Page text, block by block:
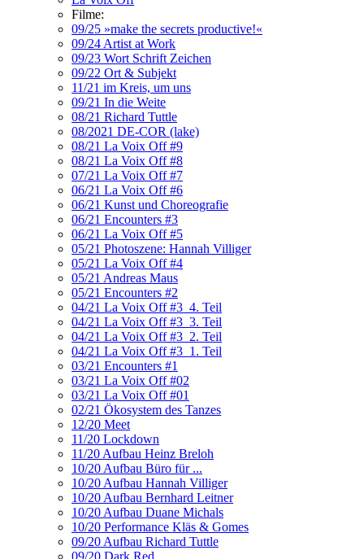
Filme:
09/25 »make the secrets productive!«
09/24 Artist at Work
09/23 Wort Schrift Zeichen
09/22 Ort & Subjekt
11/21 im Kreis, um uns
09/21 In die Weite
08/21 Richard Tuttle
08/2021 DE-COR (lake)
08/21 La Voix Off #9
08/21 La Voix Off #8
07/21 La Voix Off #7
06/21 La Voix Off #6
06/21 Kunst und Choreografie
06/21 Encounters #3
06/21 La Voix Off #5
05/21 Photoszene: Hannah Villiger
05/21 La Voix Off #4
05/21 Andreas Maus
05/21 Encounters #2
04/21 La Voix Off #3_4. Teil
04/21 La Voix Off #3_3. Teil
04/21 La Voix Off #3_2. Teil
04/21 La Voix Off #3_1. Teil
03/21 Encounters #1
03/21 La Voix Off #02
03/21 La Voix Off #01
02/21 Ökosystem des Tanzes
12/20 Meet
11/20 Lockdown
11/20 Aufbau Heinz Breloh
10/20 Aufbau Büro für ...
10/20 Aufbau Hannah Villiger
10/20 Aufbau Bernhard Leitner
10/20 Aufbau Duane Michals
10/20 Performance Kläs & Gomes
09/20 Aufbau Richard Tuttle
09/20 Dark Red